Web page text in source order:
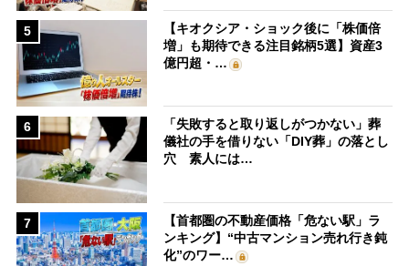
5
【キオクシア・ショック後に「株価倍
増」も期待できる注目銘柄5選】資産3
億円超・…
6
「失敗すると取り返しがつかない」葬
儀社の手を借りない「DIY葬」の落とし
穴 素人には…
7
【首都圏の不動産価格「危ない駅」ラ
ンキング】“中古マンション売れ行き鈍
化”のワー…